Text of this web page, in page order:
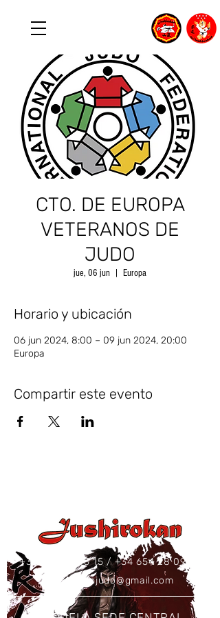
CTO. DE EUROPA
VETERANOS DE
JUDO
jue, 06 jun Europa
Horario y ubicación
06 jun 2024, 8:00 – 09 jun 2024, 20:00
Europa
Compartir este evento
+34 637 86 43 15/+34 654 28 09 73
jushirokanjudo@gmail.com